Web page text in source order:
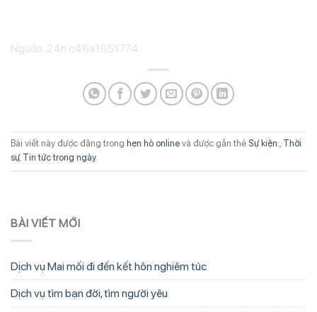
Nguồn: 24h c46a1651774
Bài viết này được đăng trong hẹn hò online và được gắn thẻ Sự kiện:, Thời
sự, Tin tức trong ngày.
BÀI VIẾT MỚI
Dịch vụ Mai mối đi đến kết hôn nghiêm túc
Dịch vụ tìm bạn đời, tìm người yêu